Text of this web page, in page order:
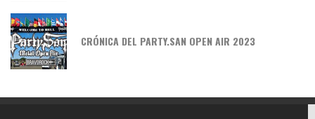
CRÓNICA DEL PARTY.SAN OPEN AIR 2023